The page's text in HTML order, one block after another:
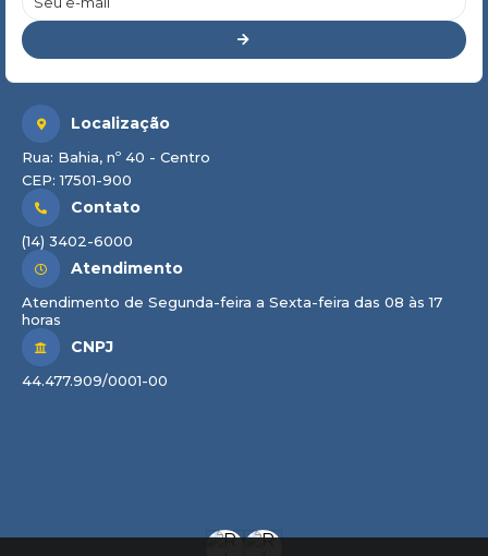
Localização
Rua: Bahia, nº 40 - Centro
CEP: 17501-900
Contato
(14) 3402-6000
Atendimento
Atendimento de Segunda-feira a Sexta-feira das 08 às 17
horas
CNPJ
44.477.909/0001-00